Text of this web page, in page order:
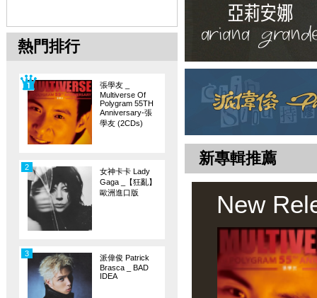
熱門排行
張學友 _
Multiverse Of
Polygram 55TH
Anniversary-張
學友 (2CDs)
女神卡卡 Lady
Gaga _【狂亂】
歐洲進口版
2
派偉俊 Patrick
Brasca _ BAD
IDEA
3
新專輯推薦
New